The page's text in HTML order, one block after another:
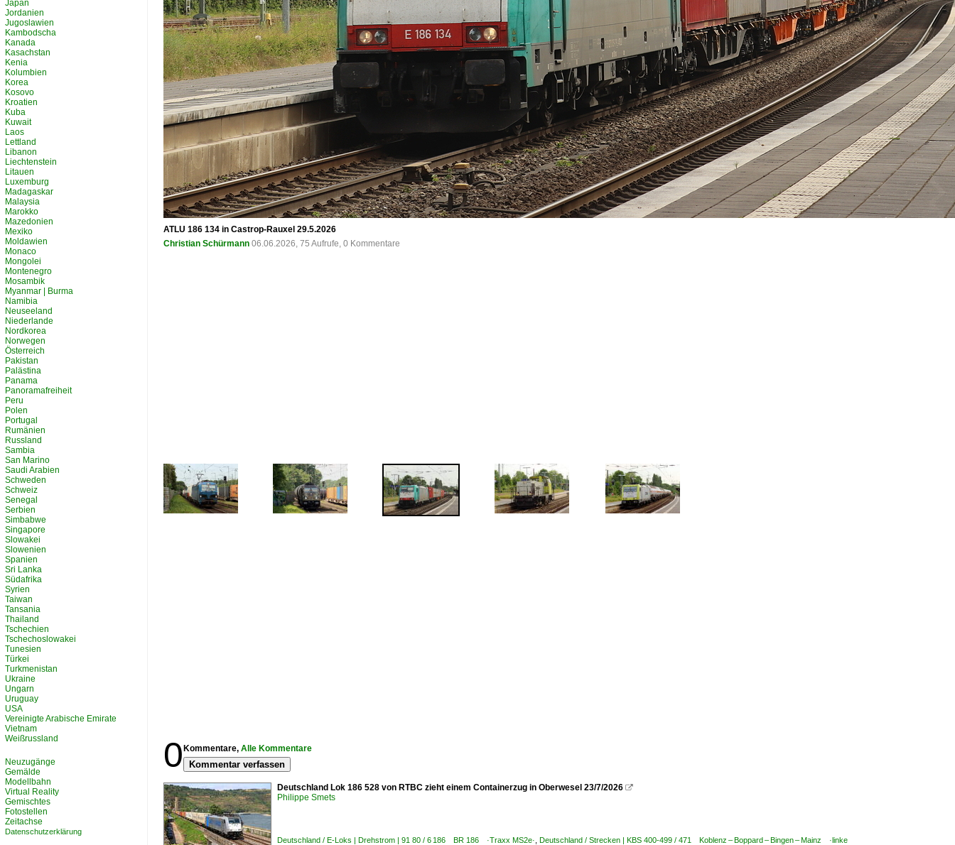
ATLU 186 134 in Castrop-Rauxel 29.5.2026
Christian Schürmann 06.06.2026, 75 Aufrufe, 0 Kommentare
0 Kommentare, Alle Kommentare
Kommentar verfassen
Deutschland Lok 186 528 von RTBC zieht einem Containerzug in Oberwesel 23/7/2026 
Philippe Smets
Deutschland / E-Loks | Drehstrom | 91 80 / 6 186 BR 186 ·Traxx MS2e· Deutschland / Strecken | KBS 400-499 / 471 Koblenz – Boppard – Bingen – Mainz ·linke
Japan
Jordanien
Jugoslawien
Kambodscha
Kanada
Kasachstan
Kenia
Kolumbien
Korea
Kosovo
Kroatien
Kuba
Kuwait
Laos
Lettland
Libanon
Liechtenstein
Litauen
Luxemburg
Madagaskar
Malaysia
Marokko
Mazedonien
Mexiko
Moldawien
Monaco
Mongolei
Montenegro
Mosambik
Myanmar | Burma
Namibia
Neuseeland
Niederlande
Nordkorea
Norwegen
Österreich
Pakistan
Palästina
Panama
Panoramafreiheit
Peru
Polen
Portugal
Rumänien
Russland
Sambia
San Marino
Saudi Arabien
Schweden
Schweiz
Senegal
Serbien
Simbabwe
Singapore
Slowakei
Slowenien
Spanien
Sri Lanka
Südafrika
Syrien
Taiwan
Tansania
Thailand
Tschechien
Tschechoslowakei
Tunesien
Türkei
Turkmenistan
Ukraine
Ungarn
Uruguay
USA
Vereinigte Arabische Emirate
Vietnam
Weißrussland
Neuzugänge
Gemälde
Modellbahn
Virtual Reality
Gemischtes
Fotostellen
Zeitachse
Datenschutzerklärung